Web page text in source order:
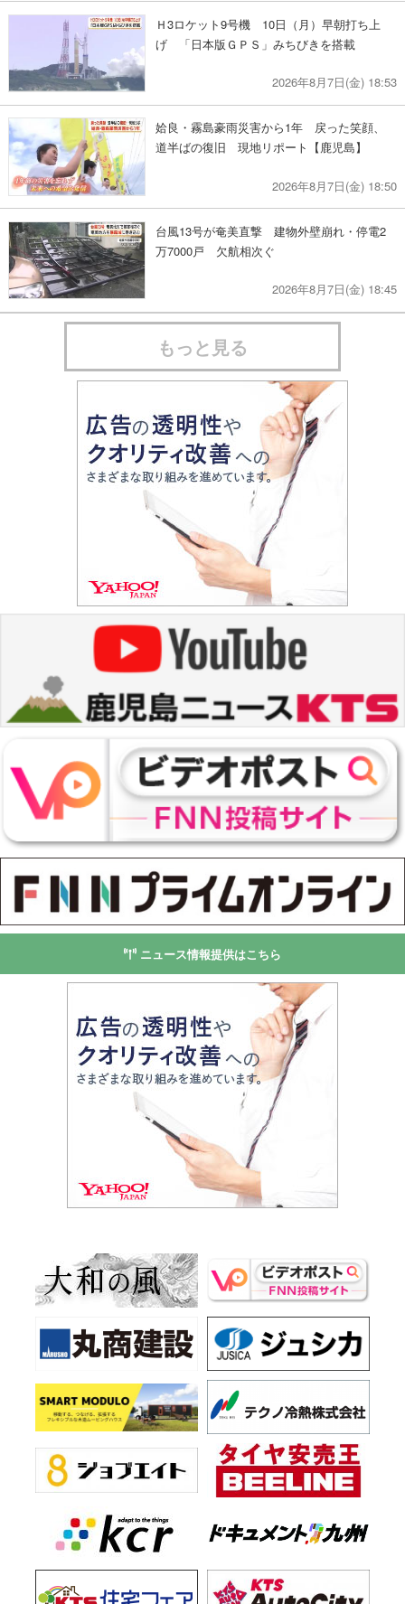
Ｈ3ロケット9号機 10日（月）早朝打ち上
げ 「日本版ＧＰＳ」みちびきを搭載
2026年8月7日(金) 18:53
姶良・霧島豪雨災害から1年 戻った笑顔、
道半ばの復旧 現地リポート【鹿児島】
2026年8月7日(金) 18:50
台風13号が奄美直撃 建物外壁崩れ・停電2
万7000戸 欠航相次ぐ
2026年8月7日(金) 18:45
もっと見る
ニュース情報提供はこちら